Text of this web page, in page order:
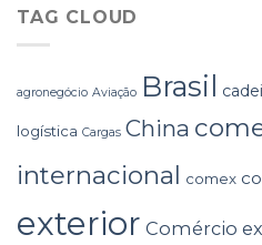
TAG CLOUD
agronegócio Aviação Brasil
logística Cargas China
internacional comex
exterior Comércio